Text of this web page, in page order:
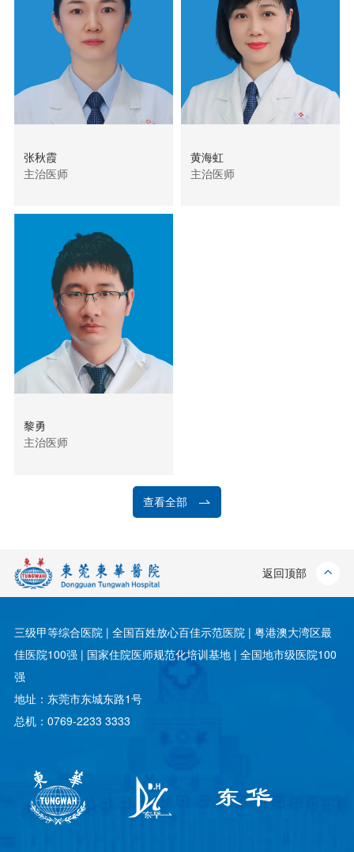
张秋霞
主治医师
黄海虹
主治医师
黎勇
主治医师
查看全部
返回顶部
三级甲等综合医院 | 全国百姓放心百佳示范医院 | 粤港澳大湾区最
佳医院100强 | 国家住院医师规范化培训基地 | 全国地市级医院100
强
地址：东莞市东城东路1号
总机：0769-2233 3333